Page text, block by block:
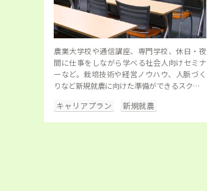
農業大学校や通信講座、専門学校、休日・夜
間に仕事をしながら学べる社会人向けセミナ
ーなど。栽培技術や経営ノウハウ、人脈づく
りなど新規就農に向けた準備ができるスク…
キャリアプラン 新規就農